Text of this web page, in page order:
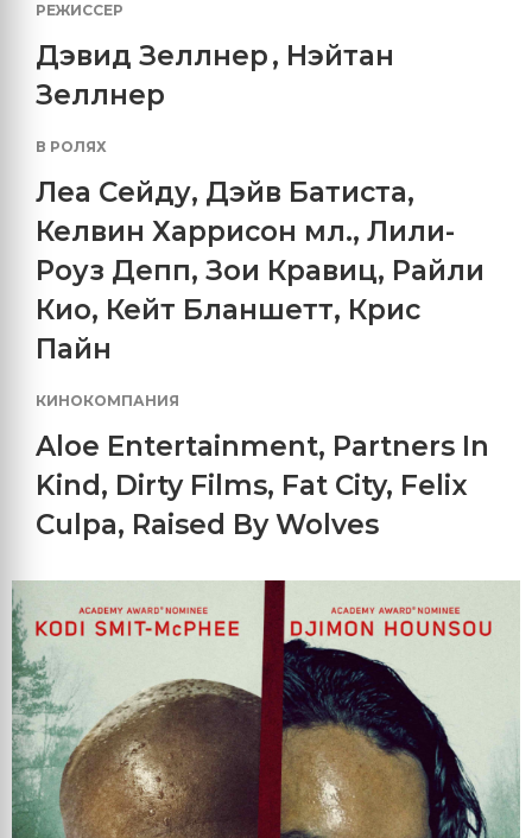
РЕЖИССЕР
Дэвид Зеллнер, Нэйтан
Зеллнер
В РОЛЯХ
Леа Сейду, Дэйв Батиста,
Келвин Харрисон мл., Лили-
Роуз Депп, Зои Кравиц, Райли
Кио, Кейт Бланшетт, Крис
Пайн
КИНОКОМПАНИЯ
Aloe Entertainment, Partners In
Kind , Dirty Films, Fat City, Felix
Culpa, Raised By Wolves